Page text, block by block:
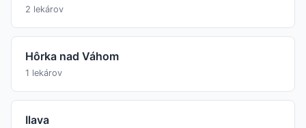
2 lekárov
Hôrka nad Váhom
1 lekárov
Ilava